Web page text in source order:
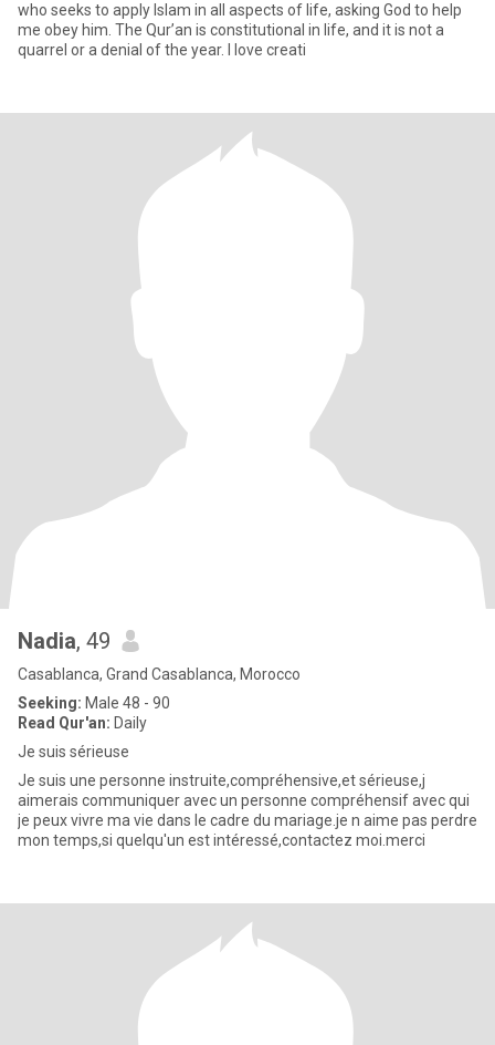
who seeks to apply Islam in all aspects of life, asking God to help
me obey him. The Qur’an is constitutional in life, and it is not a
quarrel or a denial of the year. I love creati
Nadia, 49
Casablanca, Grand Casablanca, Morocco
Seeking: Male 48 - 90
Read Qur'an: Daily
Je suis sérieuse
Je suis une personne instruite,compréhensive,et sérieuse,j
aimerais communiquer avec un personne compréhensif avec qui
je peux vivre ma vie dans le cadre du mariage.je n aime pas perdre
mon temps,si quelqu'un est intéressé,contactez moi.merci